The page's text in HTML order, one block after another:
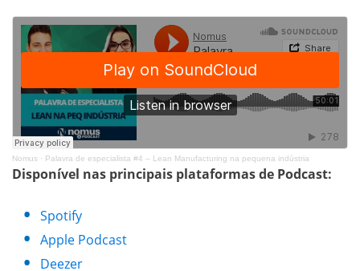
Nomus · Palavra de especialista #4 – Lean Manufacturing na pequena indústria
Disponível nas principais plataformas de Podcast:
Spotify
Apple Podcast
Deezer